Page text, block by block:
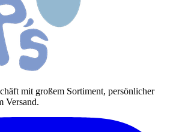
mit großem Sortiment, persönlicher
Versand.